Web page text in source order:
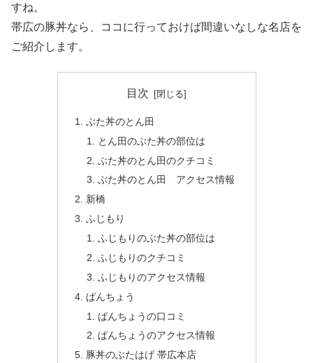
すね。
帯広の豚丼なら、ココに行っておけば間違いなしな名店を
ご紹介します。
目次
ぶた丼のとん田
とん田のぶた丼の部位は
ぶた丼のとん田のクチコミ
ぶた丼のとん田 アクセス情報
新橋
ふじもり
ふじもりのぶた丼の部位は
ふじもりのクチコミ
ふじもりのアクセス情報
ぱんちょう
ぱんちょうの口コミ
ぱんちょうのアクセス情報
豚丼のぶたはげ 帯広本店